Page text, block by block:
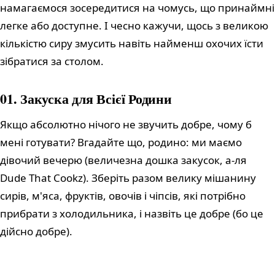
намагаємося зосередитися на чомусь, що принаймні
легке або доступне. І чесно кажучи, щось з великою
кількістю сиру змусить навіть найменш охочих їсти
зібратися за столом.
01. Закуска для Всієї Родини
Якщо абсолютно нічого не звучить добре, чому б
мені готувати? Вгадайте що, родино: ми маємо
дівочий вечерю (величезна дошка закусок, а-ля
Dude That Cookz). Зберіть разом велику мішанину
сирів, м'яса, фруктів, овочів і чіпсів, які потрібно
прибрати з холодильника, і назвіть це добре (бо це
дійсно добре).